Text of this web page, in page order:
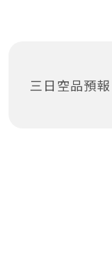
三日空品預報